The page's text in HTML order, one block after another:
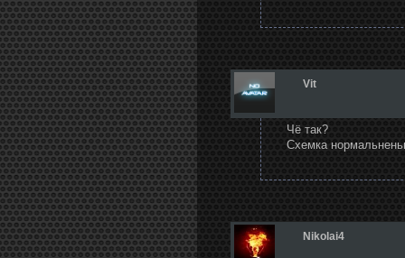
Vit
Чё так?
Схемка
Nikolai4